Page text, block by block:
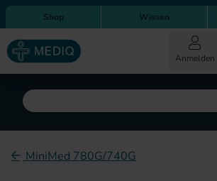
Direkt zum
Direkt zur Hauptnavigation
Shop Wissen
Anmelden
Suche
MiniMed 780G/740G